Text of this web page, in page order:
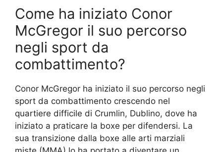
Come ha iniziato Conor
McGregor il suo percorso
negli sport da
combattimento?
Conor McGregor ha iniziato il suo percorso negli
sport da combattimento crescendo nel
quartiere difficile di Crumlin, Dublino, dove ha
iniziato a praticare la boxe per difendersi. La
sua transizione dalla boxe alle arti marziali